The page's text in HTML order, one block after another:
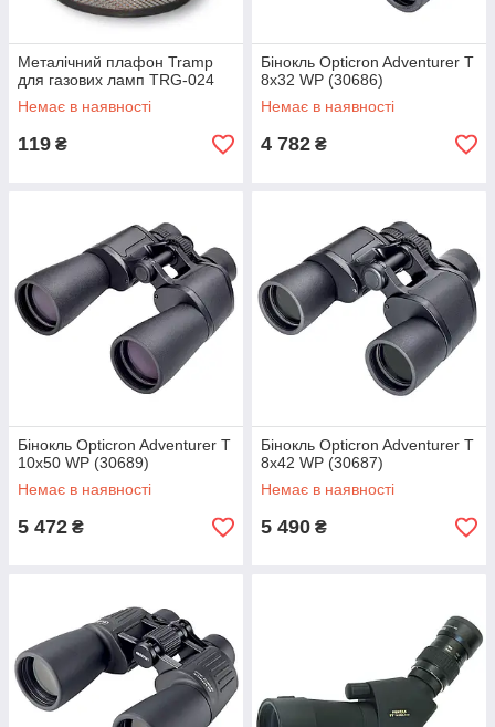
Металічний плафон Tramp
для газових ламп TRG-024
Немає в наявності
119 ₴
Бінокль Opticron Adventurer T
8x32 WP (30686)
Немає в наявності
4 782 ₴
Бінокль Opticron Adventurer T
10x50 WP (30689)
Немає в наявності
5 472 ₴
Бінокль Opticron Adventurer T
8x42 WP (30687)
Немає в наявності
5 490 ₴